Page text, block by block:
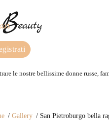
le nostre bellissime donne russe,
Gallery San Pietroburgo bella